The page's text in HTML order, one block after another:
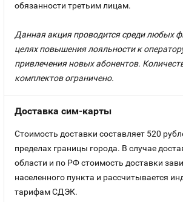
обязанности третьим лицам.
Данная акция проводится среди любых
целях повышения лояльности к
привлечения новых абонентов.
комплектов ограничено.
Доставка сим-карты
Стоимость доставки составляет 520
пределах границы города. В случае
области и по РФ стоимость доставки
населенного пункта и рассчитывается
тарифам СДЭК.